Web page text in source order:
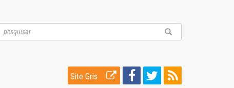
Site Gris